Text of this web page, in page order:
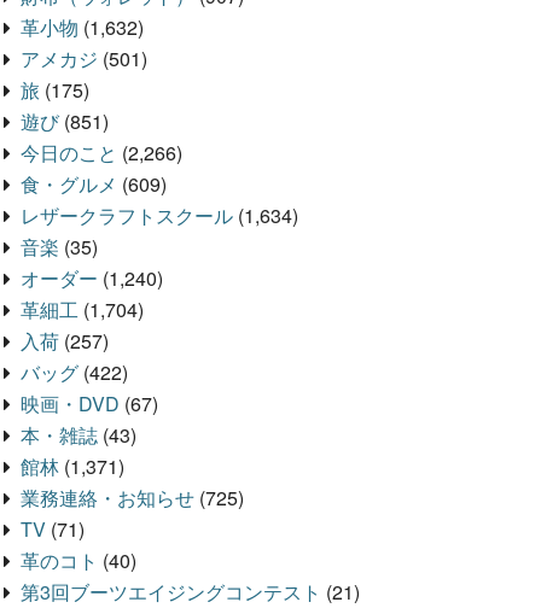
革小物 (1,632)
アメカジ (501)
旅 (175)
遊び(851)
今日のこと (2,266)
食・グルメ (609)
レザークラフトスクール (1,634)
音楽 (35)
オーダー (1,240)
革細工 (1,704)
入荷 (257)
バッグ (422)
映画・DVD (67)
本・雑誌 (43)
館林 (1,371)
業務連絡・お知らせ (725)
TV (71)
革のコト (40)
第3回ブーツエイジングコンテスト (21)